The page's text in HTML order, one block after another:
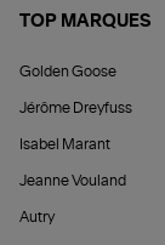
TOP MARQUES
Golden Goose
Jérôme Dreyfuss
Isabel Marant
Jeanne Vouland
Autry